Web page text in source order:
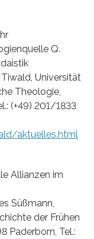
Q.
Universität
Theologie,
(+49) 201/1833
aktuelles.html
Allianzen im
Süßmann,
der Frühen
Paderborn, Tel.: